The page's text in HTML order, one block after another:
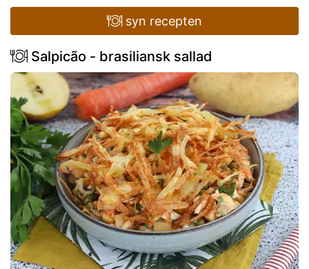
syn recepten
Salpicão - brasiliansk sallad